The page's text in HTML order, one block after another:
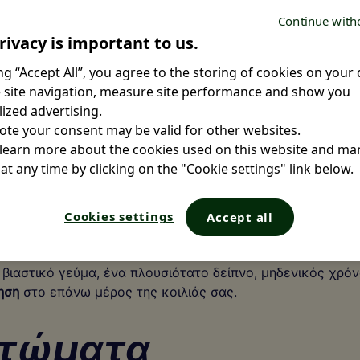
Αίτια,
κακή πέψη1
γεύμα, ένα πλουσιότατο δείπνο, μηδενικός
στο επάνω μέρος της κοιλιάς σας.
is important to us.
“Accept All”, you agree to the storing of cookies on your
site navigation, measure site performance and show you
advertising.
your consent may be valid for other websites.
more about the cookies used on this website and
any time by clicking on the "Cookie settings" link below.
Cookies settings Accept all
Continue